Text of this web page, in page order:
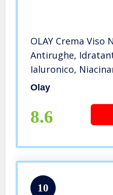
OLAY Crema Viso
Antirughe,
Ialuronico,
B5, Rassoda e
Rigenerato, 50ml
Olay
8.6
10